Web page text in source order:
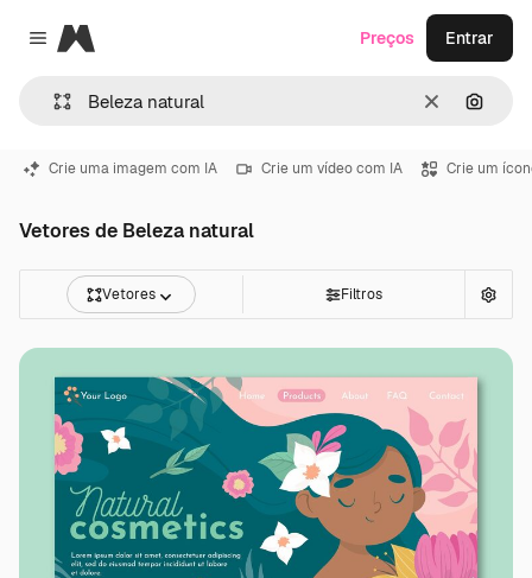
Close menu
Magnific
Limpar
Preços Entrar
Crie uma imagem com IA Crie um vídeo com IA Crie um
Vetores de Beleza natural
Vetores Filtros